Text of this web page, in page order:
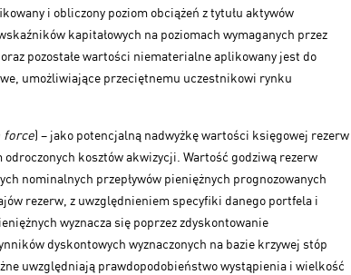
i obliczony poziom obciążeń z tytułu aktywów
kapitałowych na poziomach wymaganych przez
pozostałe wartości niematerialne aplikowany jest do
umożliwiające przeciętnemu uczestnikowi rynku
force) – jako potencjalną nadwyżkę wartości księgowej rezerw
kosztów akwizycji. Wartość godziwą rezerw
nominalnych przepływów pieniężnych prognozowanych
rezerw, z uwzględnieniem specyfiki danego portfela i
wyznacza się poprzez zdyskontowanie
dyskontowych wyznaczonych na bazie krzywej stóp
uwzględniają prawdopodobieństwo wystąpienia i wielkość